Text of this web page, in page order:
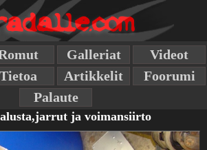
Galleriat
Videot
Tietoa Artikkelit
Foorumi
Palaute
alusta,jarrut ja voimansiirto